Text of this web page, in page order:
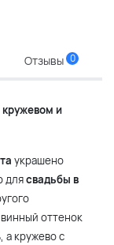
Отзывы 0
кружевом и
украшено
длясвадьбы в
оттенок
а кружево с